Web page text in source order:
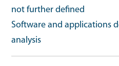
not further defined
Software and applications
analysis